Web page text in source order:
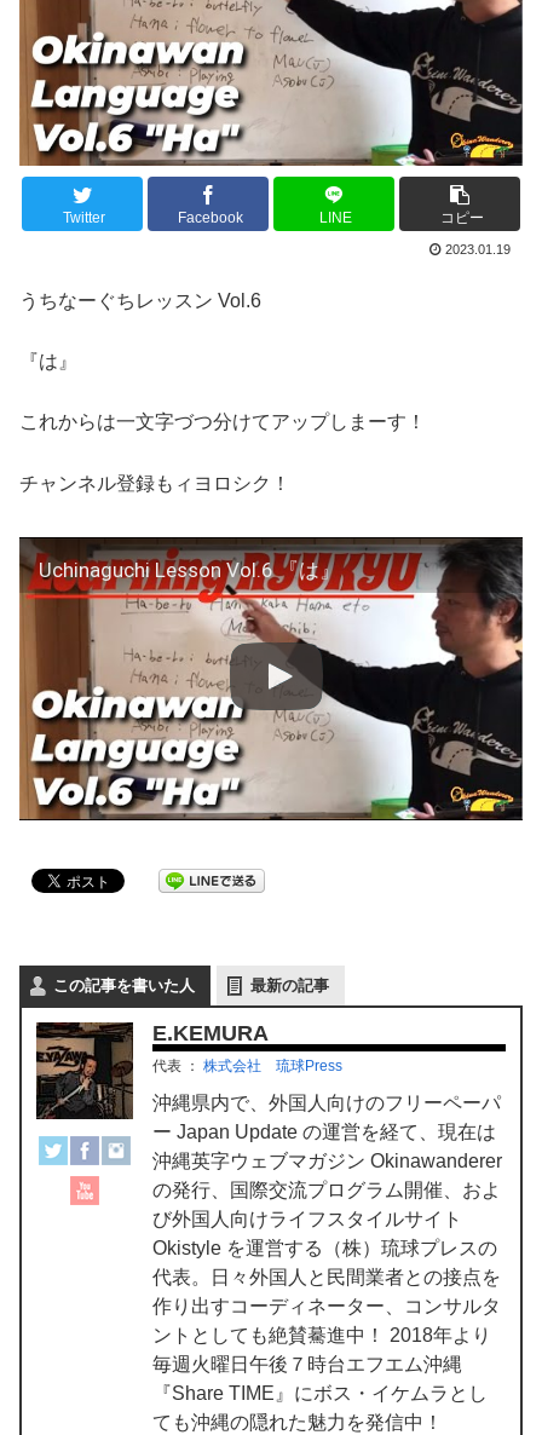
Twitter Facebook LINE コピー
2023.01.19
うちなーぐちレッスン Vol.6
『は』
これからは一文字づつ分けてアップしまーす！
チャンネル登録もィヨロシク！
Uchinaguchi Lesson Vol.6 『は』
この記事を書いた人 最新の記事
E.KEMURA
代表 ： 株式会社 琉球Press
沖縄県内で、外国人向けのフリーペーパ
ー Japan Update の運営を経て、現在は
沖縄英字ウェブマガジン Okinawanderer
の発行、国際交流プログラム開催、およ
び外国人向けライフスタイルサイト
Okistyle を運営する（株）琉球プレスの
代表。日々外国人と民間業者との接点を
作り出すコーディネーター、コンサルタ
ントとしても絶賛驀進中！ 2018年より
毎週火曜日午後７時台エフエム沖縄
『Share TIME』にボス・イケムラとし
ても沖縄の隠れた魅力を発信中！